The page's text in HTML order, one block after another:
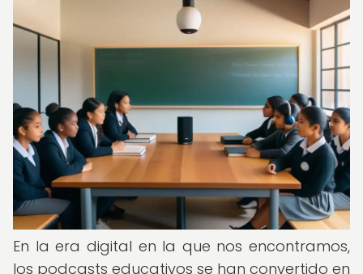
En la era digital en la que nos encontramos,
los podcasts educativos se han convertido en